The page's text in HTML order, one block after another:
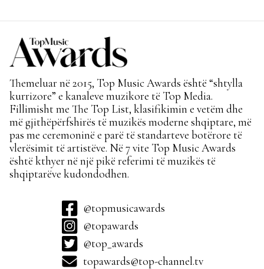
Themeluar në 2015, Top Music Awards është “shtylla
kurrizore” e kanaleve muzikore të Top Media.
Fillimisht me The Top List, klasifikimin e vetëm dhe
më gjithëpërfshirës të muzikës moderne shqiptare, më
pas me ceremoninë e parë të standarteve botërore të
vlerësimit të artistëve. Në 7 vite Top Music Awards
është kthyer në një pikë referimi të muzikës të
shqiptarëve kudondodhen.
@topmusicawards
@topawards
@top_awards
topawards@top-channel.tv